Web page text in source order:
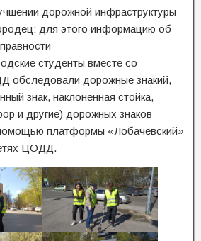
дорожной инфраструктуры
для этого информацию об
студенты вместе со
обследовали дорожные знакий,
знак, наклоненная стойка,
и другие) дорожных знаков
платформы «Лобачевский»
ЦОДД.